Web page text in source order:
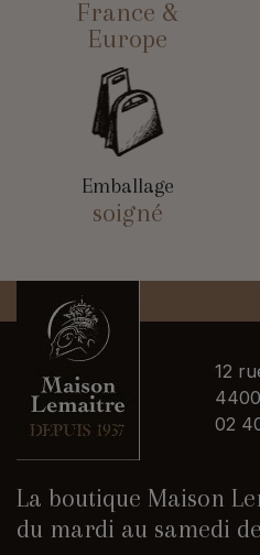
France &
Europe
Emballage
soigné
12
02
La boutique Maison
du mardi au samedi